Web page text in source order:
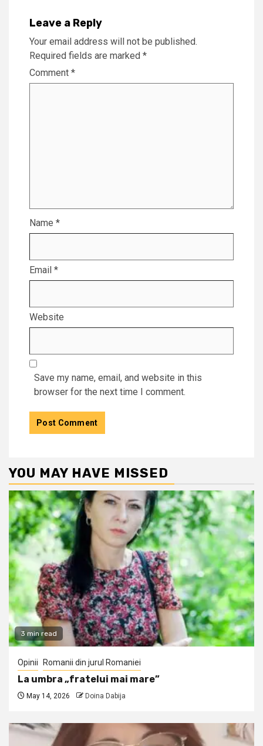
Leave a Reply
Your email address will not be published.
Required fields are marked *
Comment *
Name *
Email *
Website
Save my name, email, and website in this
browser for the next time I comment.
YOU MAY HAVE MISSED
3 min read
Opinii Romanii din jurul Romaniei
La umbra „fratelui mai mare”
May 14, 2026 Doina Dabija